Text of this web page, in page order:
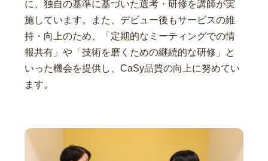
に、独自の基準に基づいた選考・研修を講師が実
施しています。また、デビュー後もサービスの維
持・向上のため、「定期的なミーティングでの情
報共有」や「技術を磨くための継続的な研修」と
いった機会を提供し、CaSy品質の向上に努めてい
ます。